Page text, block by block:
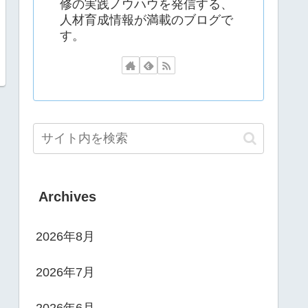
修の実践ノウハウを発信する、
人材育成情報が満載のブログで
す。
Archives
2026年8月
2026年7月